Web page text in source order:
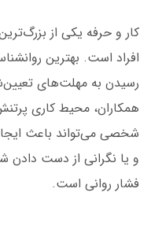
کار و حرفه یکی از
افراد است. بهترین
رسیدن به مهلت‌های
همکاران، محیط کاری
شخصی می‌تواند باعث
و یا نگرانی از دست دادن
فشار روانی است.